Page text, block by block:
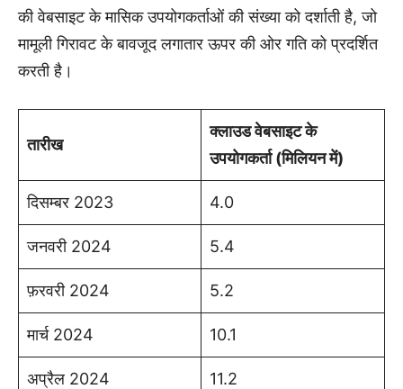
की वेबसाइट के मासिक उपयोगकर्ताओं की संख्या को दर्शाती है, जो
मामूली गिरावट के बावजूद लगातार ऊपर की ओर गति को प्रदर्शित
करती है।
तारीख
क्लाउड वेबसाइट के
उपयोगकर्ता (मिलियन में)
दिसम्बर 2023 4.0
जनवरी 2024 5.4
फ़रवरी 2024 5.2
मार्च 2024 10.1
अप्रैल 2024 11.2